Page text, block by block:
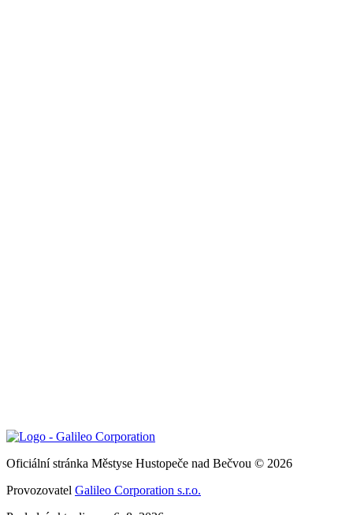
Oficiální stránka Městyse Hustopeče nad Bečvou © 2026
Provozovatel Galileo Corporation s.r.o.